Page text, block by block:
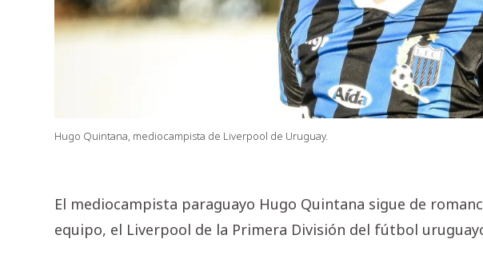
Hugo Quintana, mediocampista de Liverpool de Uruguay.
El mediocampista paraguayo Hugo Quintana sigue de
equipo, el Liverpool de la Primera División del fútbol